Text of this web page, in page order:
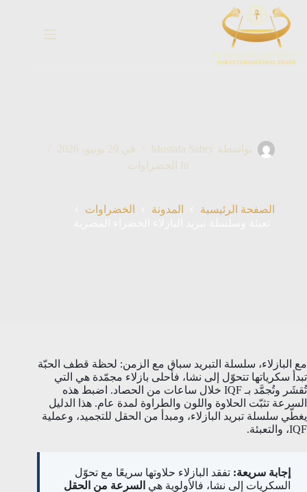
المحتوى
بواسطة Mostafa Sabry في 29 يونيو، 2026
In
الخضراوات
الصفحة الرئيسية المدونة
الخضراوات
مع البازلاء، سلسلة التبريد سباق مع الزمن: لحظة قطف الحبّة
تبدأ سكرياتها تتحوّل إلى نشا، فأحلى بازلاء مجمّدة هي التي
تُقشَر وتُجمَّد بـ IQF خلال ساعات من الحصاد. اضبط هذه
السرعة تثبّت الحلاوة واللون والطراوة لمدة عام. هذا الدليل
يغطّي سلسلة تبريد البازلاء، ومبدأ من الحقل للتجميد، وعملية
IQF، والتعبئة.
إجابة سريعة: تفقد البازلاء حلاوتها سريعًا مع تحوّل
السكريات إلى نشا، فالأولوية هي السرعة من الحقل